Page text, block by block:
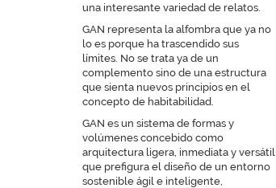
una interesante variedad de relatos.
GAN representa la alfombra que ya no
lo es porque ha trascendido sus
límites. No se trata ya de un
complemento sino de una estructura
que sienta nuevos principios en el
concepto de habitabilidad.
GAN es un sistema de formas y
volúmenes concebido como
arquitectura ligera, inmediata y versátil
que prefigura el diseño de un entorno
sostenible ágil e inteligente,